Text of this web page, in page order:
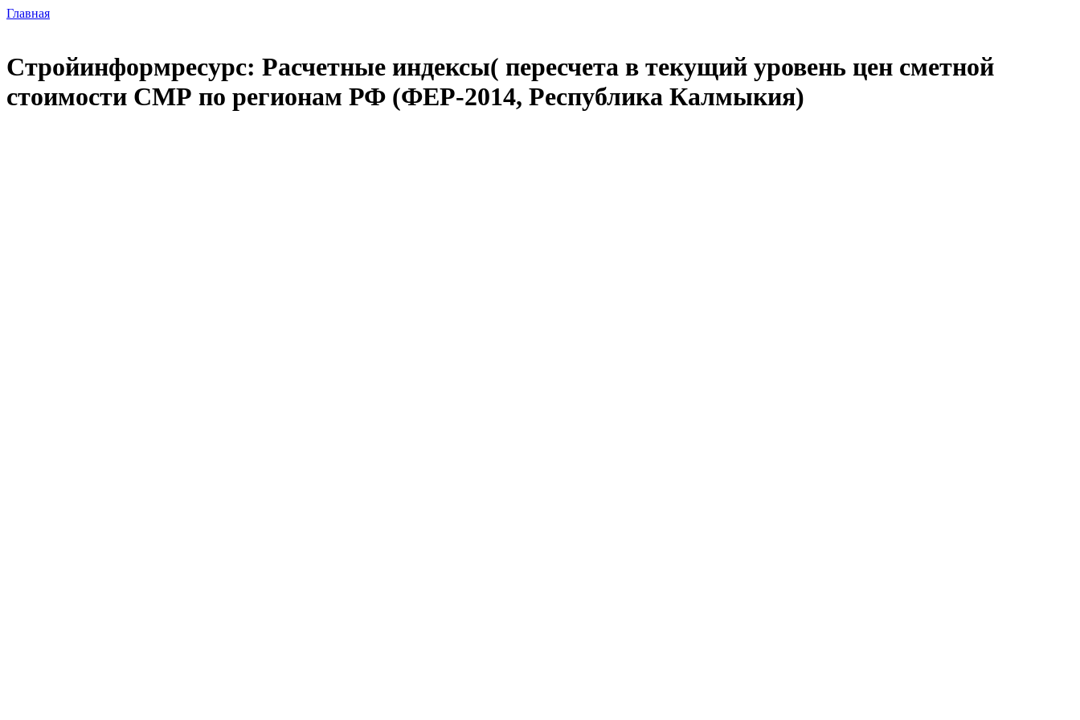
Главная
Стройинформресурс: Расчетные индексы( пересчета в текущий уровень цен сметной
стоимости СМР по регионам РФ (ФЕР-2014, Республика Калмыкия)